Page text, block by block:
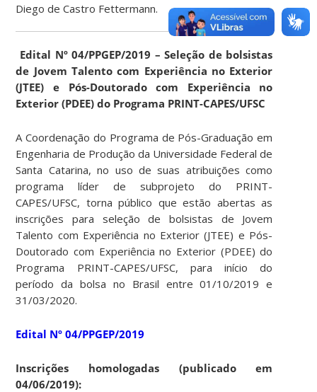
Diego de Castro Fettermann.
Edital Nº 04/PPGEP/2019 – Seleção de bolsistas
de Jovem Talento com Experiência no Exterior
(JTEE) e Pós-Doutorado com Experiência no
Exterior (PDEE) do Programa PRINT-CAPES/UFSC
A Coordenação do Programa de Pós-Graduação em
Engenharia de Produção da Universidade Federal de
Santa Catarina, no uso de suas atribuições como
programa líder de subprojeto do PRINT-
CAPES/UFSC, torna público que estão abertas as
inscrições para seleção de bolsistas de Jovem
Talento com Experiência no Exterior (JTEE) e Pós-
Doutorado com Experiência no Exterior (PDEE) do
Programa PRINT-CAPES/UFSC, para início do
período da bolsa no Brasil entre 01/10/2019 e
31/03/2020.
Edital Nº 04/PPGEP/2019
Inscrições homologadas (publicado em
04/06/2019):